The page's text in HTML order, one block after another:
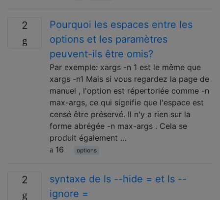
2
Pourquoi les espaces entre les
options et les paramètres
peuvent-ils être omis?
Par exemple: xargs -n 1 est le même que
xargs -n1 Mais si vous regardez la page de
manuel , l'option est répertoriée comme -n
max-args, ce qui signifie que l'espace est
censé être préservé. Il n'y a rien sur la
forme abrégée -n max-args . Cela se
produit également …
16
options
2
syntaxe de ls --hide = et ls --
ignore =